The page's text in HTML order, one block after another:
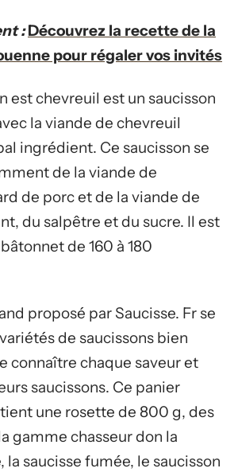
: Découvrez la recette de la
pour régaler vos invités
est chevreuil est un saucisson
la viande de chevreuil
ingrédient. Ce saucisson se
de la viande de
de porc et de la viande de
du salpêtre et du sucre. Il est
de 160 à 180
proposé par Saucisse. Fr se
de saucissons bien
connaître chaque saveur et
saucissons. Ce panier
une rosette de 800 g, des
gamme chasseur don la
la saucisse fumée, le saucisson